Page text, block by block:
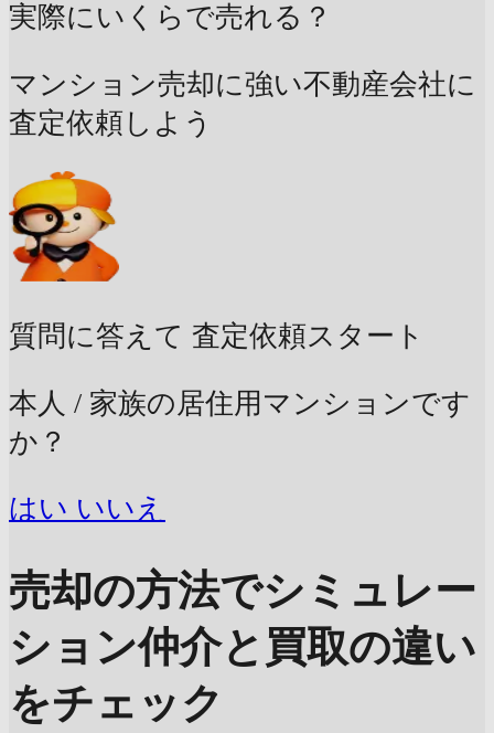
実際にいくらで売れる？
マンション売却に強い不動産会社に
査定依頼しよう
質問に答えて 査定依頼スタート
本人 / 家族の居住用マンションです
か？
はい いいえ
売却の方法でシミュレー
ション仲介と買取の違い
をチェック